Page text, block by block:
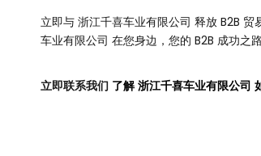
立即与 浙江千喜车业有限公司 释放 B2B
车业有限公司 在您身边，您的 B2B 成功之
立即联系我们 了解 浙江千喜车业有限公司